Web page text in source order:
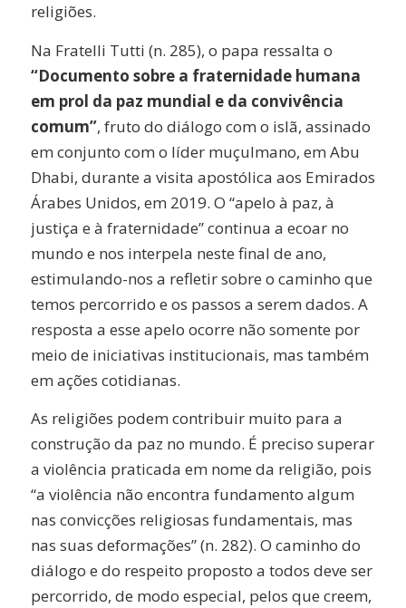
religiões.
Na Fratelli Tutti (n. 285), o papa ressalta o
“Documento sobre a fraternidade humana
em prol da paz mundial e da convivência
comum”, fruto do diálogo com o islã, assinado
em conjunto com o líder muçulmano, em Abu
Dhabi, durante a visita apostólica aos Emirados
Árabes Unidos, em 2019. O “apelo à paz, à
justiça e à fraternidade” continua a ecoar no
mundo e nos interpela neste final de ano,
estimulando-nos a refletir sobre o caminho que
temos percorrido e os passos a serem dados. A
resposta a esse apelo ocorre não somente por
meio de iniciativas institucionais, mas também
em ações cotidianas.
As religiões podem contribuir muito para a
construção da paz no mundo. É preciso superar
a violência praticada em nome da religião, pois
“a violência não encontra fundamento algum
nas convicções religiosas fundamentais, mas
nas suas deformações” (n. 282). O caminho do
diálogo e do respeito proposto a todos deve ser
percorrido, de modo especial, pelos que creem,